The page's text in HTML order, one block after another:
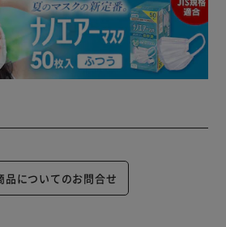
期間・会社都合による休日を除く）
品についてのお問合せ